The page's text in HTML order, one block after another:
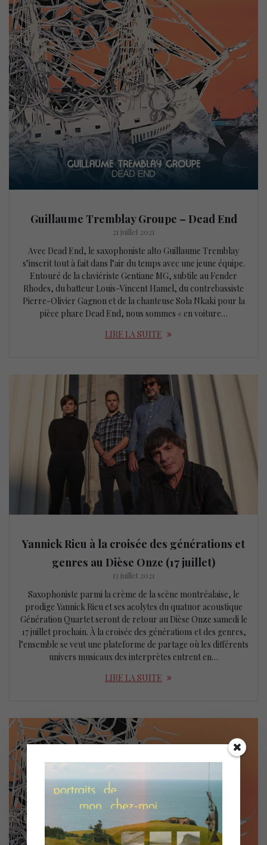
Guillaume Tremblay Groupe – Dead End
21 juillet 2021
Avec Dead End, le saxophoniste alto Guillaume Tremblay
s’inscrit tout à fait dans l’air du temps avec une jeune équipe.
Entouré de la claviériste Gentiane MG, subtile au Fender
Rhodes, du batteur Louis-Vincent Hamel, du contrebassiste
Pierre-Olivier Gagnon et de la chanteuse Sola Nkaki pour la
pièce phare Dead End, nous sommes « en voiture…
LIRE LA SUITE
Yannick Rieu à la croisée des générations et
genres au Dièse Onze (17 juillet)
13 juillet 2021
Saxophoniste parmi la crème de la scène montréalaise, le
prodige Yannick Rieu et ses acolytes du quatuor acoustique
Génération Quartet seront de retour au Dièse Onze samedi le
17 juillet prochain. À la croisée des générations et des genres,
l’ensemble se veut une plateforme de partage où les différents
univers musicaux des interprètes entrent en…
LIRE LA SUITE